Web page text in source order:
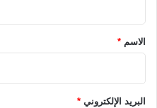
*الاسم *
البريد الإلكتروني *